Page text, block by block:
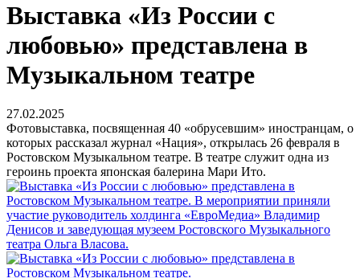
Выставка «Из России с
любовью» представлена в
Музыкальном театре
27.02.2025
Фотовыставка, посвященная 40 «обрусевшим» иностранцам, о
которых рассказал журнал «Нация», открылась 26 февраля в
Ростовском Музыкальном театре. В театре служит одна из
героинь проекта японская балерина Мари Ито.